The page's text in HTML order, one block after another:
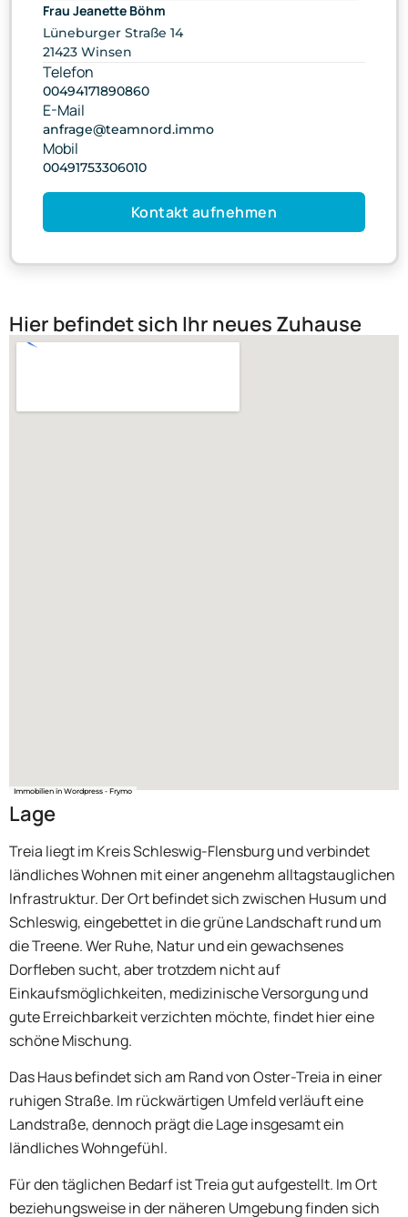
Frau Jeanette Böhm
Lüneburger Straße 14
21423 Winsen
Telefon
00494171890860
E-Mail
anfrage@teamnord.immo
Mobil
00491753306010
Kontakt aufnehmen
Hier befindet sich Ihr neues Zuhause
Immobilien in Wordpress - Frymo
Lage
Treia liegt im Kreis Schleswig-Flensburg und verbindet
ländliches Wohnen mit einer angenehm alltagstauglichen
Infrastruktur. Der Ort befindet sich zwischen Husum und
Schleswig, eingebettet in die grüne Landschaft rund um
die Treene. Wer Ruhe, Natur und ein gewachsenes
Dorfleben sucht, aber trotzdem nicht auf
Einkaufsmöglichkeiten, medizinische Versorgung und
gute Erreichbarkeit verzichten möchte, findet hier eine
schöne Mischung.
Das Haus befindet sich am Rand von Oster-Treia in einer
ruhigen Straße. Im rückwärtigen Umfeld verläuft eine
Landstraße, dennoch prägt die Lage insgesamt ein
ländliches Wohngefühl.
Für den täglichen Bedarf ist Treia gut aufgestellt. Im Ort
beziehungsweise in der näheren Umgebung finden sich